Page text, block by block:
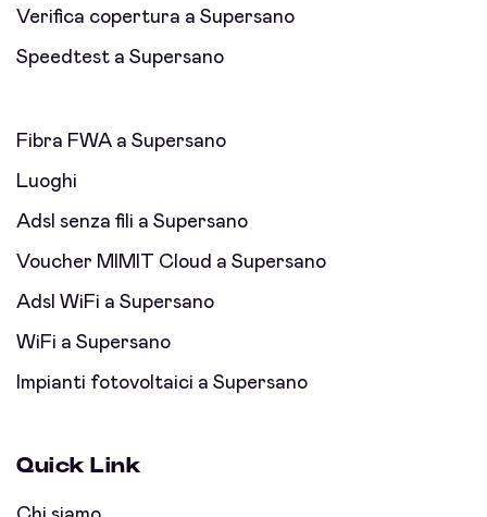
Verifica copertura a Supersano
Speedtest a Supersano
Fibra FWA a Supersano
Luoghi
Adsl senza fili a Supersano
Voucher MIMIT Cloud a Supersano
Adsl WiFi a Supersano
WiFi a Supersano
Impianti fotovoltaici a Supersano
Quick Link